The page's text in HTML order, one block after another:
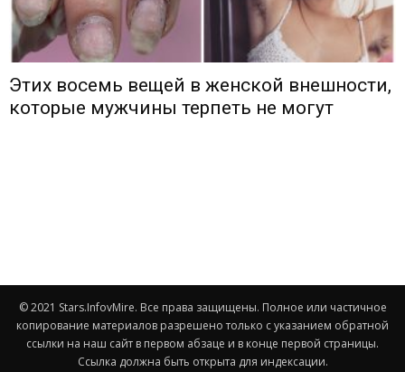
Этих восемь вещей в женской внешности,
которые мужчины терпеть не могут
© 2021 Stars.InfovMire. Все права защищены. Полное или частичное
копирование материалов разрешено только с указанием обратной
ссылки на наш сайт в первом абзаце и в конце первой страницы.
Ссылка должна быть открыта для индексации.